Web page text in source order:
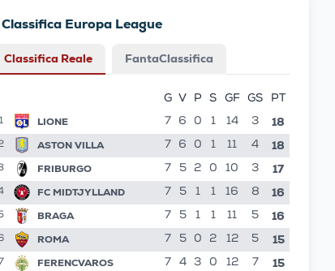
Classifica Europa League
Classifica Reale FantaClassifica
G V P S GF GS PT
1 LIONE 7 6 0 1 14 3 18
ASTON VILLA 7 6 0 1 11 4 18
FRIBURGO 7 5 2 0 10 3 17
FC MIDTJYLLAND 7 5 1 1 16 8 16
BRAGA 7 5 1 1 11 5 16
ROMA 7 5 0 2 12 5 15
7 FERENCVAROS 7 4 3 0 12 7 15